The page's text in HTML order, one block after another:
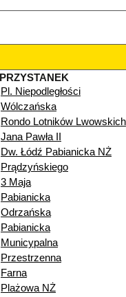
PRZYSTANEK
Pl. Niepodległości
Wólczańska
Rondo Lotników Lwowskich
Jana Pawła II
Dw. Łódź Pabianicka NŻ
Prądzyńskiego
3 Maja
Pabianicka
Odrzańska
Pabianicka
Municypalna
Przestrzenna
Farna
Plażowa NŻ